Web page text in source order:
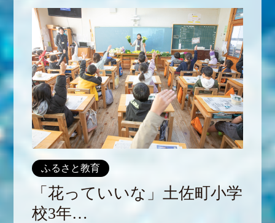
ふるさと教育
「花っていいな」土佐町小学
校3年…